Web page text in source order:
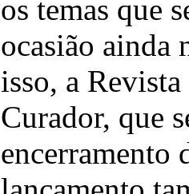
os temas que
ocasião
isso, a
Curador, que
encerramento